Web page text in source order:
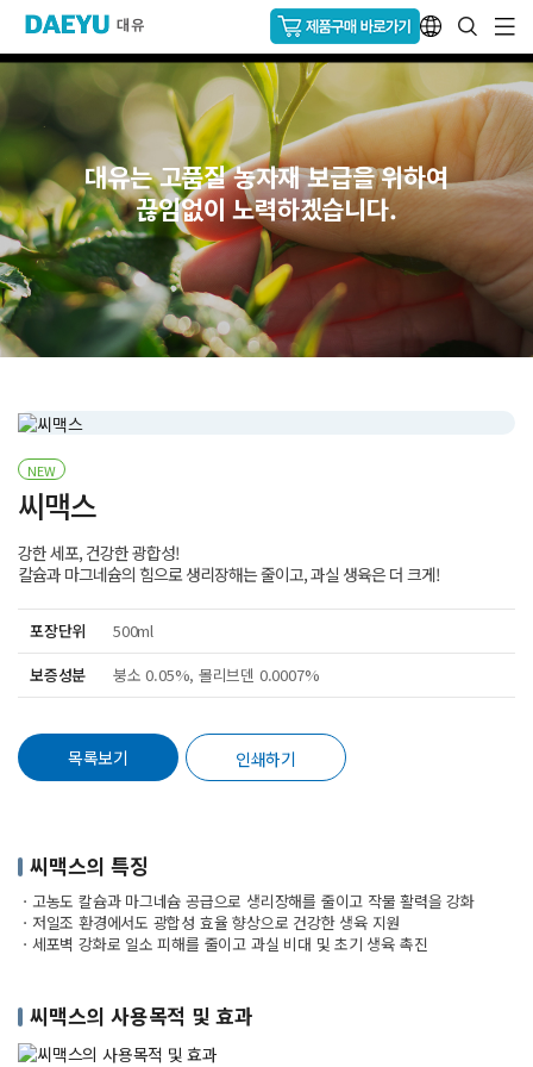
대유는 고품질 농자재 보급을 위하여
끊임없이 노력하겠습니다.
NEW
씨맥스
강한 세포, 건강한 광합성!
칼슘과 마그네슘의 힘으로 생리장해는 줄이고, 과실 생육은 더 크게!
포장단위
500ml
보증성분
붕소 0.05%, 몰리브덴 0.0007%
목록보기 인쇄하기
씨맥스의 특징
ㆍ고농도 칼슘과 마그네슘 공급으로 생리장해를 줄이고 작물 활력을 강화
ㆍ저일조 환경에서도 광합성 효율 향상으로 건강한 생육 지원
ㆍ세포벽 강화로 일소 피해를 줄이고 과실 비대 및 초기 생육 촉진
씨맥스의 사용목적 및 효과